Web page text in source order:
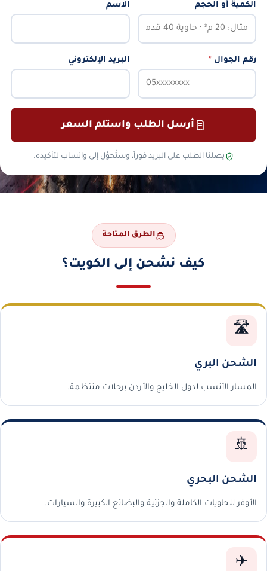
الكمية أو الحجم الاسم
رقم الجوال * البريد الإلكتروني
أرسل الطلب واستلم السعر
يصلنا الطلب على البريد فوراً، وستُحوَّل إلى واتساب لتأكيده.
الطرق المتاحة
كيف نشحن إلى الكويت؟
🛣️
الشحن البري
المسار الأنسب لدول الخليج والأردن برحلات منتظمة.
🚢
الشحن البحري
الأوفر للحاويات الكاملة والجزئية والبضائع الكبيرة والسيارات.
✈️